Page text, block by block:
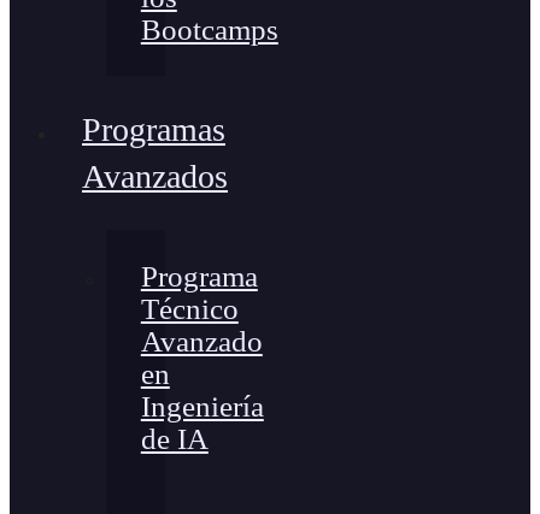
Bootcamps
Programas
Avanzados
Programa
Técnico
Avanzado
en
Ingeniería
de IA